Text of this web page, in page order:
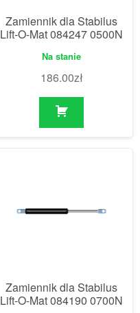
Zamiennik dla Stabilus
Lift-O-Mat 084247 0500N
Na stanie
186.00zł
Zamiennik dla Stabilus
Lift-O-Mat 084190 0700N